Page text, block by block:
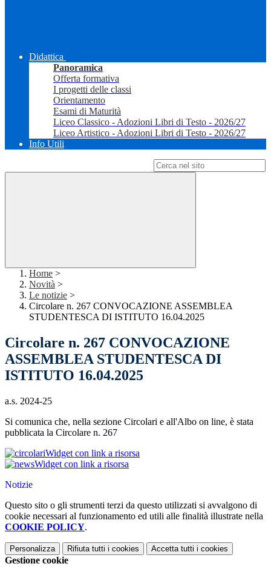
Didattica
Panoramica
Offerta formativa
I progetti delle classi
Orientamento
Esami di Maturità
Liceo Classico - Adozioni Libri di Testo - 2026/27
Liceo Artistico - Adozioni Libri di Testo - 2026/27
Info Utili
Home >
Novità >
Le notizie >
Circolare n. 267 CONVOCAZIONE ASSEMBLEA
STUDENTESCA DI ISTITUTO 16.04.2025
Circolare n. 267 CONVOCAZIONE
ASSEMBLEA STUDENTESCA DI
ISTITUTO 16.04.2025
a.s. 2024-25
Si comunica che, nella sezione Circolari e all'Albo on line, è stata
pubblicata la Circolare n. 267
Widget con link a risorsa
Widget con link a risorsa
Notizie
Questo sito o gli strumenti terzi da questo utilizzati si avvalgono di
cookie necessari al funzionamento ed utili alle finalità illustrate nella
COOKIE POLICY.
Personalizza Rifiuta tutti i cookies Accetta tutti i cookies
Gestione cookie